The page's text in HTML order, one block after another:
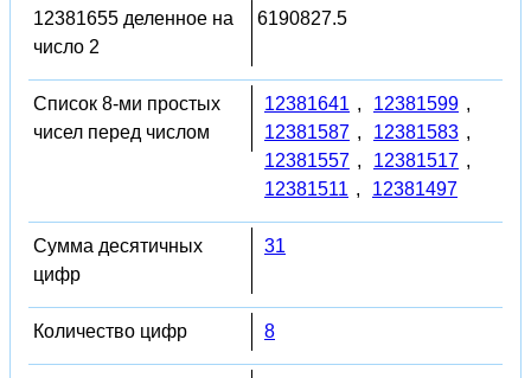
12381655 деленное на
число 2
6190827.5
Список 8-ми простых
чисел перед числом
12381641 , 12381599 ,
12381587 , 12381583 ,
12381557 , 12381517 ,
12381511 , 12381497
Сумма десятичных
цифр
31
Количество цифр 8